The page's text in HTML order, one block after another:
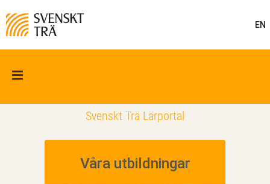
EN
Svenskt Trä Lärportal
Våra utbildningar